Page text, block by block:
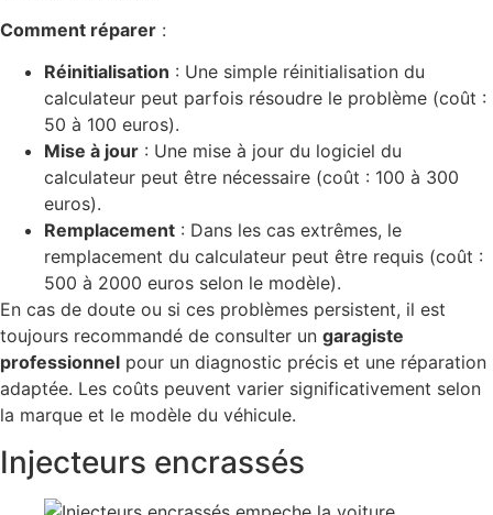
Comment réparer :
Réinitialisation : Une simple réinitialisation du
calculateur peut parfois résoudre le problème (coût :
50 à 100 euros).
Mise à jour : Une mise à jour du logiciel du
calculateur peut être nécessaire (coût : 100 à 300
euros).
Remplacement : Dans les cas extrêmes, le
remplacement du calculateur peut être requis (coût :
500 à 2000 euros selon le modèle).
En cas de doute ou si ces problèmes persistent, il est
toujours recommandé de consulter un garagiste
professionnel pour un diagnostic précis et une réparation
adaptée. Les coûts peuvent varier significativement selon
la marque et le modèle du véhicule.
Injecteurs encrassés